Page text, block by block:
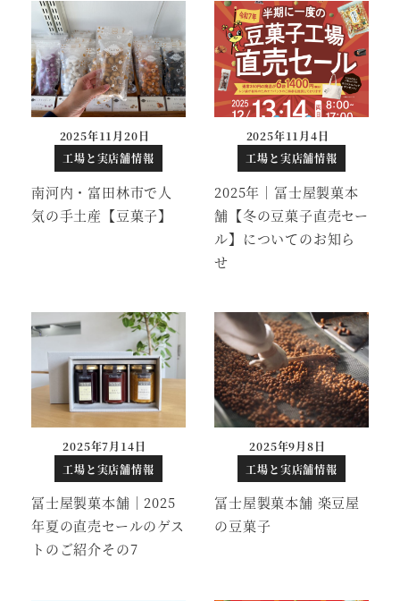
南河内・富田林市で人
気の手土産【豆菓子】
投稿日
2025年11月20日
工場と実店舗情報
2025年｜冨士屋製菓本
舗【冬の豆菓子直売セー
ル】についてのお知ら
せ
投稿日
2025年11月4日
工場と実店舗情報
冨士屋製菓本舗｜2025
年夏の直売セールのゲス
トのご紹介その7
2025年7月14日
工場と実店舗情報
冨士屋製菓本舗 楽豆屋
の豆菓子
2025年9月8日
工場と実店舗情報